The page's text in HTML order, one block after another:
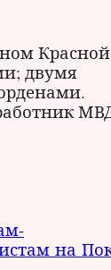
Красной
двумя
на